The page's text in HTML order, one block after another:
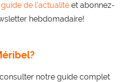
guide de l'actualité et abonnez-
hebdomadaire!
notre guide complet